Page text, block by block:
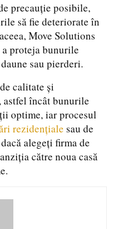
precauție posibile,
să fie deteriorate în
Move Solutions
proteja bunurile
sau pierderi.
calitate și
astfel încât bunurile
optime, iar procesul
rezidențiale sau de
alegeți firma de
către noua casă